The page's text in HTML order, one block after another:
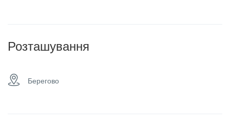
Розташування
Берегово